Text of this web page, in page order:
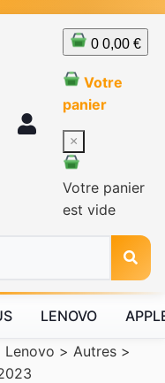
0 0,00 €
Votre
panier
×
Votre panier
est vide
LENOVO
Lenovo > Autres >